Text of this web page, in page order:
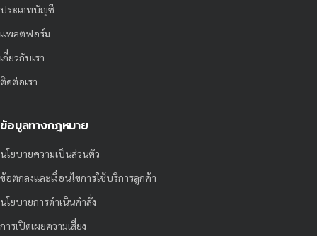
ประเภทบัญชี
แพลตฟอร์ม
เกี่ยวกับเรา
ติดต่อเรา
ข้อมูลทางกฎหมาย
นโยบายความเป็นส่วนตัว
ข้อตกลงและเงื่อนไขการใช้บริการลูกค้า
นโยบายการดำเนินคำสั่ง
การเปิดเผยความเสี่ยง